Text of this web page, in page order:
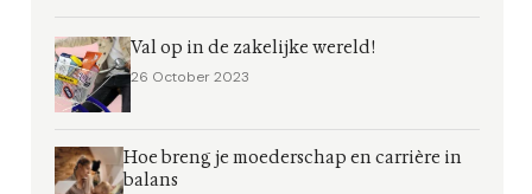
Val op in de zakelijke wereld!
26 October 2023
Hoe breng je moederschap en carrière in
balans